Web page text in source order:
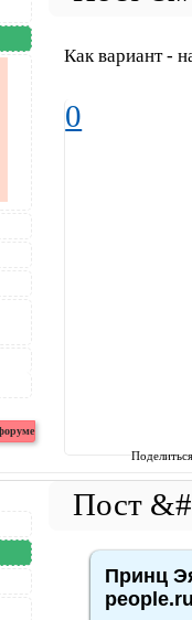
Как вариант -
0
Принц